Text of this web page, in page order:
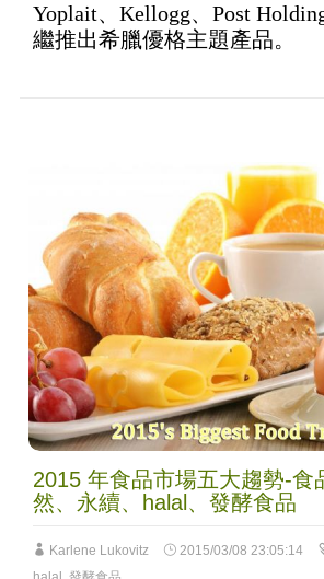
Yoplait、Kellogg、Post
繼推出希臘優格主題產品。
2015 年食品市場五大趨勢-食
然、永續、halal、發酵食品
Karlene Lukovitz 2015/03/08 23:05:14